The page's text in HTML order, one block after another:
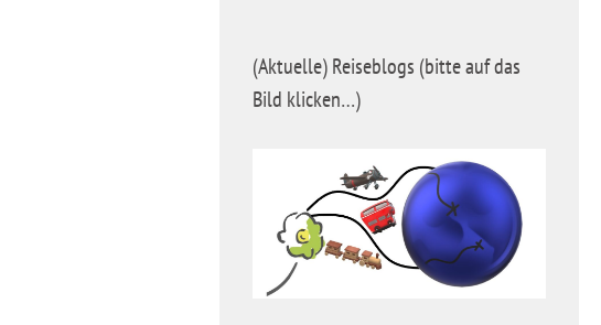
(Aktuelle) Reiseblogs (bitte auf das
Bild klicken…)